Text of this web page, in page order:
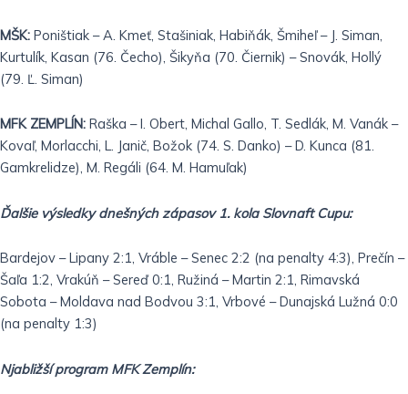
MŠK: Poništiak – A. Kmeť, Stašiniak, Habiňák, Šmiheľ – J. Siman,
Kurtulík, Kasan (76. Čecho), Šikyňa (70. Čiernik) – Snovák, Hollý
(79. Ľ. Siman)
MFK ZEMPLÍN: Raška – I. Obert, Michal Gallo, T. Sedlák, M. Vanák –
Kovaľ, Morlacchi, L. Janič, Božok (74. S. Danko) – D. Kunca (81.
Gamkrelidze), M. Regáli (64. M. Hamuľak)
Ďalšie výsledky dnešných zápasov 1. kola Slovnaft Cupu:
Bardejov – Lipany 2:1, Vráble – Senec 2:2 (na penalty 4:3), Prečín –
Šaľa 1:2, Vrakúň – Sereď 0:1, Ružiná – Martin 2:1, Rimavská
Sobota – Moldava nad Bodvou 3:1, Vrbové – Dunajská Lužná 0:0
(na penalty 1:3)
Njabližší program MFK Zemplín: